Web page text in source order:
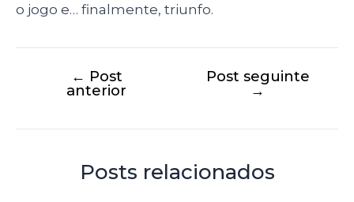
o jogo e… finalmente, triunfo.
← Post
anterior
Post seguinte
→
Posts relacionados